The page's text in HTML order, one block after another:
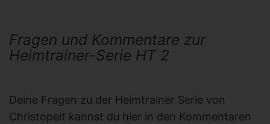
Fragen und Kommentare zur
Heimtrainer-Serie HT 2
Deine Fragen zu der Heimtrainer Serie von
Christopeit kannst du hier in den Kommentaren